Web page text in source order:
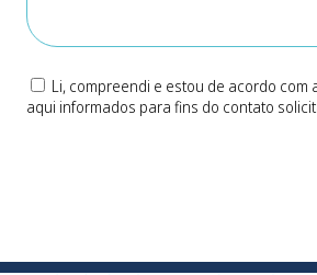
Li, compreendi e estou de acordo com
aqui informados para fins do contato